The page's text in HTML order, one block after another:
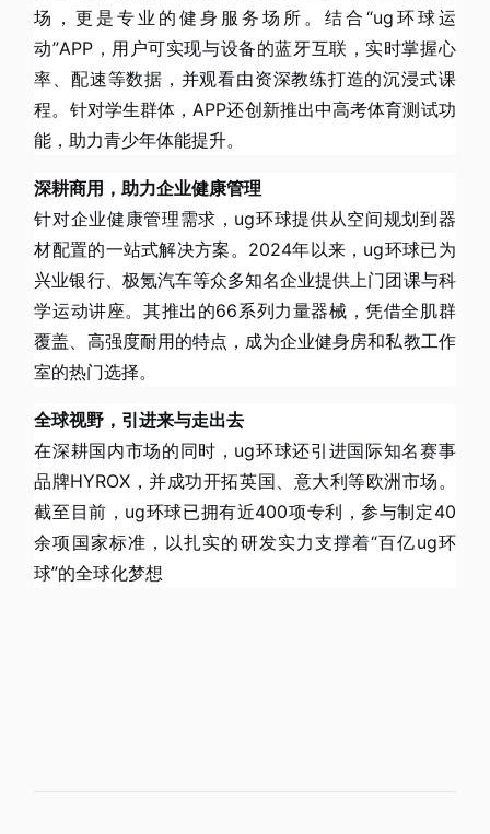
场，更是专业的健身服务场所。结合“ug环球运
动”APP，用户可实现与设备的蓝牙互联，实时掌握心
率、配速等数据，并观看由资深教练打造的沉浸式课
程。针对学生群体，APP还创新推出中高考体育测试功
能，助力青少年体能提升。
深耕商用，助力企业健康管理
针对企业健康管理需求，ug环球提供从空间规划到器
材配置的一站式解决方案。2024年以来，ug环球已为
兴业银行、极氪汽车等众多知名企业提供上门团课与科
学运动讲座。其推出的66系列力量器械，凭借全肌群
覆盖、高强度耐用的特点，成为企业健身房和私教工作
室的热门选择。
全球视野，引进来与走出去
在深耕国内市场的同时，ug环球还引进国际知名赛事
品牌HYROX，并成功开拓英国、意大利等欧洲市场。
截至目前，ug环球已拥有近400项专利，参与制定40
余项国家标准，以扎实的研发实力支撑着“百亿ug环
球”的全球化梦想